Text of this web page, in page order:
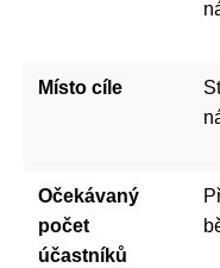
Místo cíle
Očekávaný
počet
účastníků